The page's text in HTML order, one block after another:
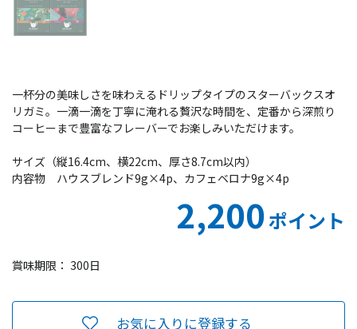
一杯分の美味しさを味わえるドリップタイプのスターバックスオ
リガミ。一滴一滴を丁寧に淹れる贅沢な時間を、定番から深煎り
コーヒーまで豊富なフレーバーでお楽しみいただけます。
サイズ（縦16.4cm、横22cm、厚さ8.7cm以内）
内容物 ハウスブレンド9g×4p、カフェベロナ9g×4p
2,200ポイント
賞味期限： 300日
お気に入りに登録する